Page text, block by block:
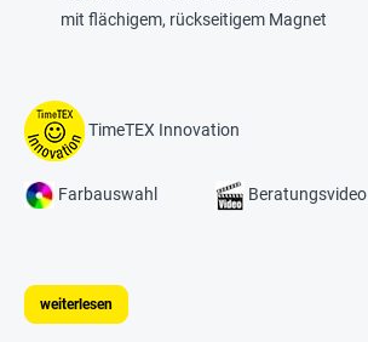
mit flächigem, rückseitigem Magnet
TimeTEX Innovation
Farbauswahl Beratungsvideo
weiterlesen